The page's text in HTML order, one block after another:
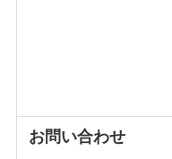
お問い合わせ